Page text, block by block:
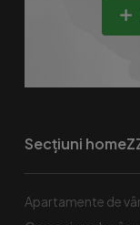
Secțiuni
Apartamente de